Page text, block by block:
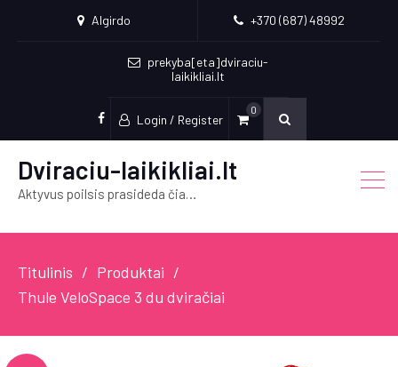
Algirdo +370 (687) 48992
prekyba[eta]dviraciu-
laikikliai.lt
Socialinės
Login / Register
0
Dviraciu-laikikliai.lt
Aktyvus poilsis prasideda čia…
Titulinis
Produktai
Thule VeloSpace 3 du dviračiai